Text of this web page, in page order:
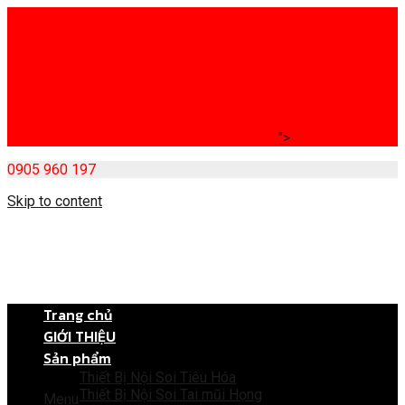
">
0905 960 197
Skip to content
Menu
Trang chủ
GIỚI THIỆU
Sản phẩm
Thiết Bị Nội Soi Tiêu Hóa
Thiết Bị Nội Soi Tai mũi Họng